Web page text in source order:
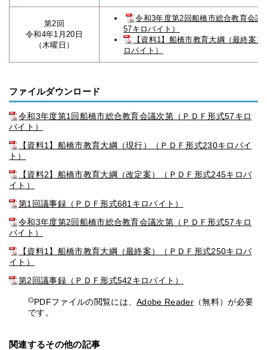
第2回
令和4年1月20日
（木曜日）
令和3年度第2回船橋市総合教育会議
57キロバイト）
【資料1】船橋市教育大綱（最終案
ロバイト）
ファイルダウンロード
令和3年度第1回船橋市総合教育会議次第（ＰＤＦ形式57キロ
バイト）
【資料1】船橋市教育大綱（現行）（ＰＤＦ形式230キロバイ
ト）
【資料2】船橋市教育大綱（改定案）（ＰＤＦ形式245キロバ
イト）
第1回議事録（ＰＤＦ形式681キロバイト）
令和3年度第2回船橋市総合教育会議次第（ＰＤＦ形式57キロ
バイト）
【資料1】船橋市教育大綱（最終案）（ＰＤＦ形式250キロバ
イト）
第2回議事録（ＰＤＦ形式542キロバイト）
PDFファイルの閲覧には、Adobe Reader （無料）が必要
です。
関連するその他の記事